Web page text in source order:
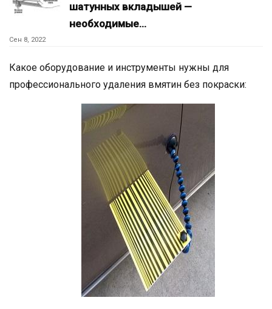
шатунных вкладышей —
необходимые…
Сен 8, 2022
Какое оборудование и инструменты нужны для
профессионального удаления вмятин без покраски: